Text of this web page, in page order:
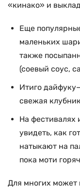
«кинако» и
Еще
маленьких
также
(соевый соус,
Итиго
свежая
На
увидеть, как
натыкают на
пока моти
Для многих может